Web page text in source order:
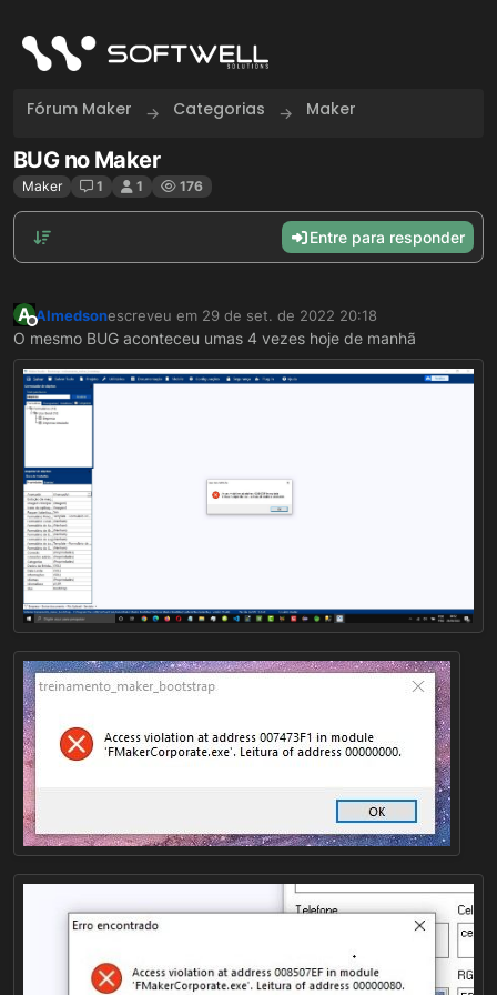
Fórum Maker Categorias Maker
BUG no Maker
Maker 1 1 176
Entre para responder
A
Offline
Almedsonescreveu em 29 de set. de 2022 20:18
última edição por
O mesmo BUG aconteceu umas 4 vezes hoje de manhã